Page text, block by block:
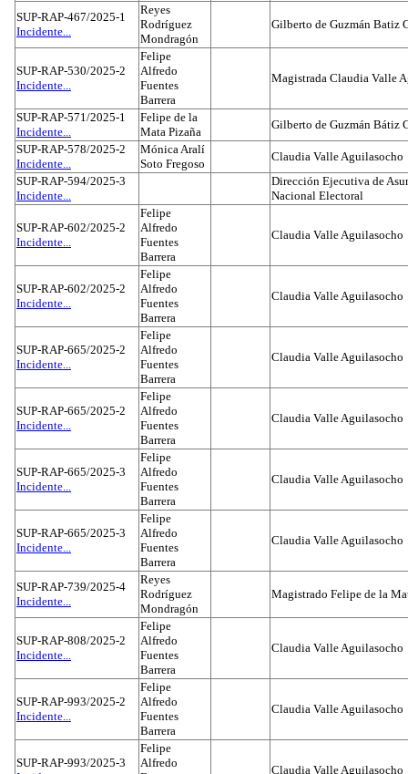
SUP-RAP-467/2025-1
Incidente...
Reyes
Rodríguez
Mondragón
Gilberto de Guzmán Batiz
SUP-RAP-530/2025-2
Incidente...
Felipe
Alfredo
Fuentes
Barrera
Magistrada Claudia Valle
SUP-RAP-571/2025-1
Incidente...
Felipe de la
Mata Pizaña
Gilberto de Guzmán Bátiz
SUP-RAP-578/2025-2
Incidente...
Mónica Aralí
Soto Fregoso
Claudia Valle Aguilasocho
SUP-RAP-594/2025-3
Incidente...
Dirección Ejecutiva de
Nacional Electoral
SUP-RAP-602/2025-2
Incidente...
Felipe
Alfredo
Fuentes
Barrera
Claudia Valle Aguilasocho
SUP-RAP-602/2025-2
Incidente...
Felipe
Alfredo
Fuentes
Barrera
Claudia Valle Aguilasocho
SUP-RAP-665/2025-2
Incidente...
Felipe
Alfredo
Fuentes
Barrera
Claudia Valle Aguilasocho
SUP-RAP-665/2025-2
Incidente...
Felipe
Alfredo
Fuentes
Barrera
Claudia Valle Aguilasocho
SUP-RAP-665/2025-3
Incidente...
Felipe
Alfredo
Fuentes
Barrera
Claudia Valle Aguilasocho
SUP-RAP-665/2025-3
Incidente...
Felipe
Alfredo
Fuentes
Barrera
Claudia Valle Aguilasocho
SUP-RAP-739/2025-4
Incidente...
Reyes
Rodríguez
Mondragón
Magistrado Felipe de la
SUP-RAP-808/2025-2
Incidente...
Felipe
Alfredo
Fuentes
Barrera
Claudia Valle Aguilasocho
SUP-RAP-993/2025-2
Incidente...
Felipe
Alfredo
Fuentes
Barrera
Claudia Valle Aguilasocho
SUP-RAP-993/2025-3
Felipe
Alfredo
Claudia Valle Aguilasocho